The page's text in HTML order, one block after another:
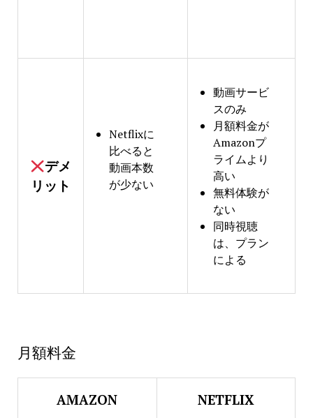
デメ
リット
Netflixに
比べると
動画本数
が少ない
動画サービ
スのみ
月額料金が
Amazonプ
ライムより
高い
無料体験が
ない
同時視聴
は、プラン
による
月額料金
AMAZON NETFLIX